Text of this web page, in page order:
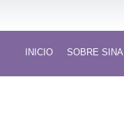
INICIO SOBRE SINA